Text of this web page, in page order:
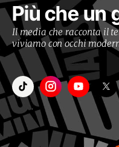
Più che un
Il media che racconta il
viviamo con occhi